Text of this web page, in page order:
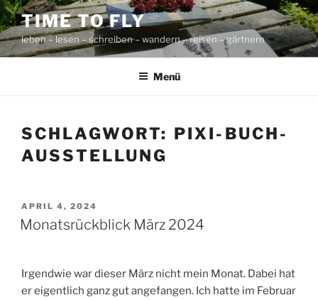
Zum
Inhalt
springen
TIME TO FLY
leben – lesen – schreiben – wandern – reisen – gärtnern
Menü
SCHLAGWORT: PIXI-BUCH-
AUSSTELLUNG
VERÖFFENTLICHT
AM
APRIL 4, 2024
Monatsrückblick März 2024
Irgendwie war dieser März nicht mein Monat. Dabei hat
er eigentlich ganz gut angefangen. Ich hatte im Februar